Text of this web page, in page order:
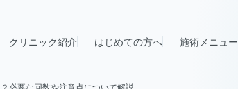
クリニック紹介 はじめての方へ 施術メニュー
必要な回数や注意点について解説